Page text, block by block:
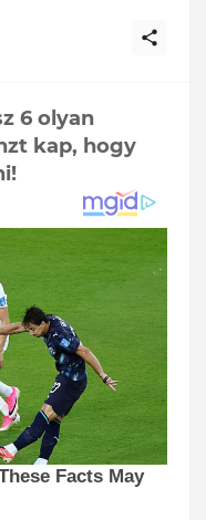
6 olyan
kap, hogy